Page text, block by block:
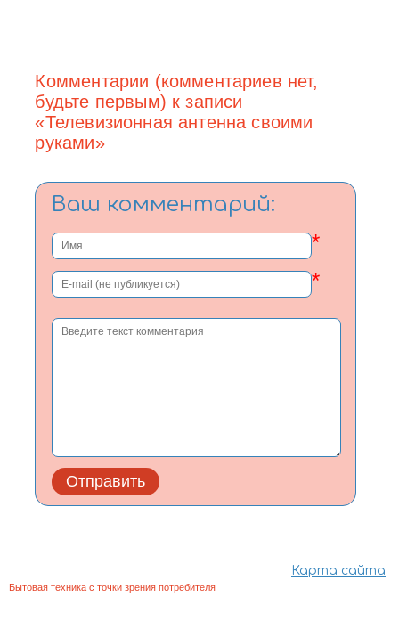
Комментарии (комментариев нет,
будьте первым) к записи
«Телевизионная антенна своими
руками»
Ваш комментарий:
*
*
Бытовая техника с точки зрения потребителя
Карта сайта